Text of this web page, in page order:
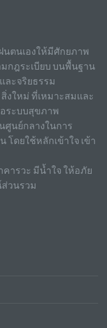
นตนเองให้มีศักยภาพ
กฎระเบียบ บนพื้นฐาน
ละจริยธรรม
งใหม่ ที่เหมาะสมและ
ระบบสุขภาพ
ศูนย์กลางในการ
ดยใช้หลักเข้าใจ เข้า
ารวะ มีน้ำใจ ให้อภัย
ส่วนรวม